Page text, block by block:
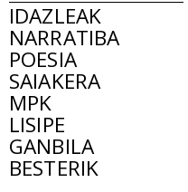
IDAZLEAK
NARRATIBA
POESIA
SAIAKERA
MPK
LISIPE
GANBILA
BESTERIK